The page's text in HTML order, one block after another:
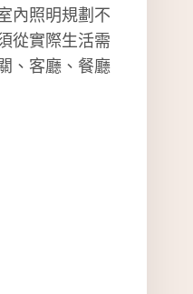
內照明規劃不
從實際生活需
、客廳、餐廳